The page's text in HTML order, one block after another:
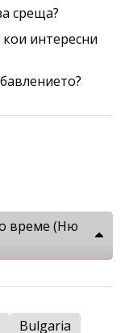
среща?
интересни
време (Ню
Bulgaria